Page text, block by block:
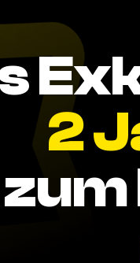
2
zum